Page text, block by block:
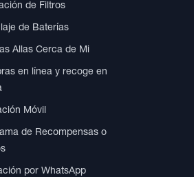
de Filtros
de Baterías
Allas Cerca de Mi
en línea y recoge en
Móvil
de Recompensas o
por WhatsApp